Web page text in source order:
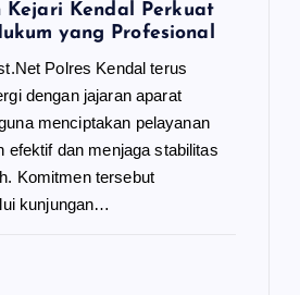
Kejari Kendal Perkuat
yang Profesional
Polres Kendal terus
dengan jajaran aparat
menciptakan pelayanan
efektif dan menjaga stabilitas
Komitmen tersebut
kunjungan…